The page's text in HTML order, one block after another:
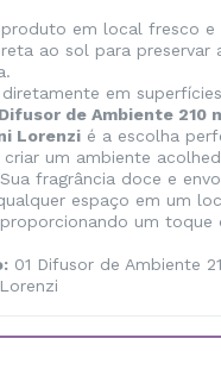
produto em local fresco e
ao sol para preservar
em
Difusor de Ambiente 210
Lorenzi é a escolha
criar um ambiente
fragrância doce e
espaço em um
um toque
01 Difusor de Ambiente